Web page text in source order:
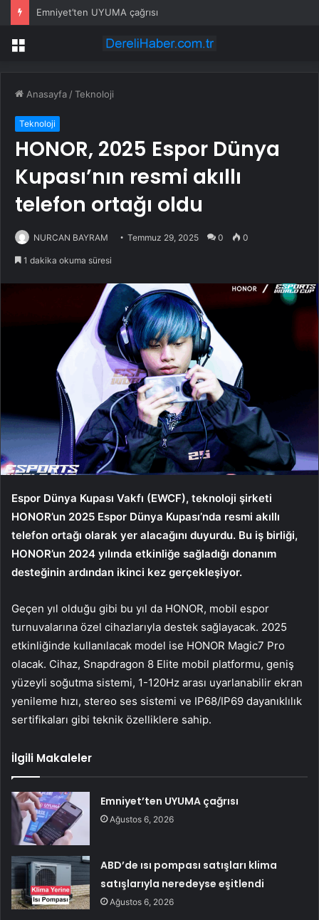
Emniyet’ten UYUMA çağrısı
Menü
Anasayfa /Teknoloji
Teknoloji
HONOR, 2025 Espor Dünya
Kupası’nın resmi akıllı
telefon ortağı oldu
NURCAN BAYRAM Temmuz 29, 2025 0 0
1 dakika okuma süresi
Espor Dünya Kupası Vakfı (EWCF), teknoloji şirketi
HONOR’un 2025 Espor Dünya Kupası’nda resmi akıllı
telefon ortağı olarak yer alacağını duyurdu. Bu iş birliği,
HONOR’un 2024 yılında etkinliğe sağladığı donanım
desteğinin ardından ikinci kez gerçekleşiyor.
Geçen yıl olduğu gibi bu yıl da HONOR, mobil espor
turnuvalarına özel cihazlarıyla destek sağlayacak. 2025
etkinliğinde kullanılacak model ise HONOR Magic7 Pro
olacak. Cihaz, Snapdragon 8 Elite mobil platformu, geniş
yüzeyli soğutma sistemi, 1-120Hz arası uyarlanabilir ekran
yenileme hızı, stereo ses sistemi ve IP68/IP69 dayanıklılık
sertifikaları gibi teknik özelliklere sahip.
İlgili Makaleler
Emniyet’ten UYUMA çağrısı
Ağustos 6, 2026
ABD’de ısı pompası satışları klima
satışlarıyla neredeyse eşitlendi
Ağustos 6, 2026